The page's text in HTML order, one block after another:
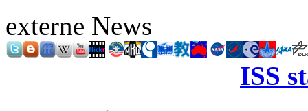
externe News
ISS